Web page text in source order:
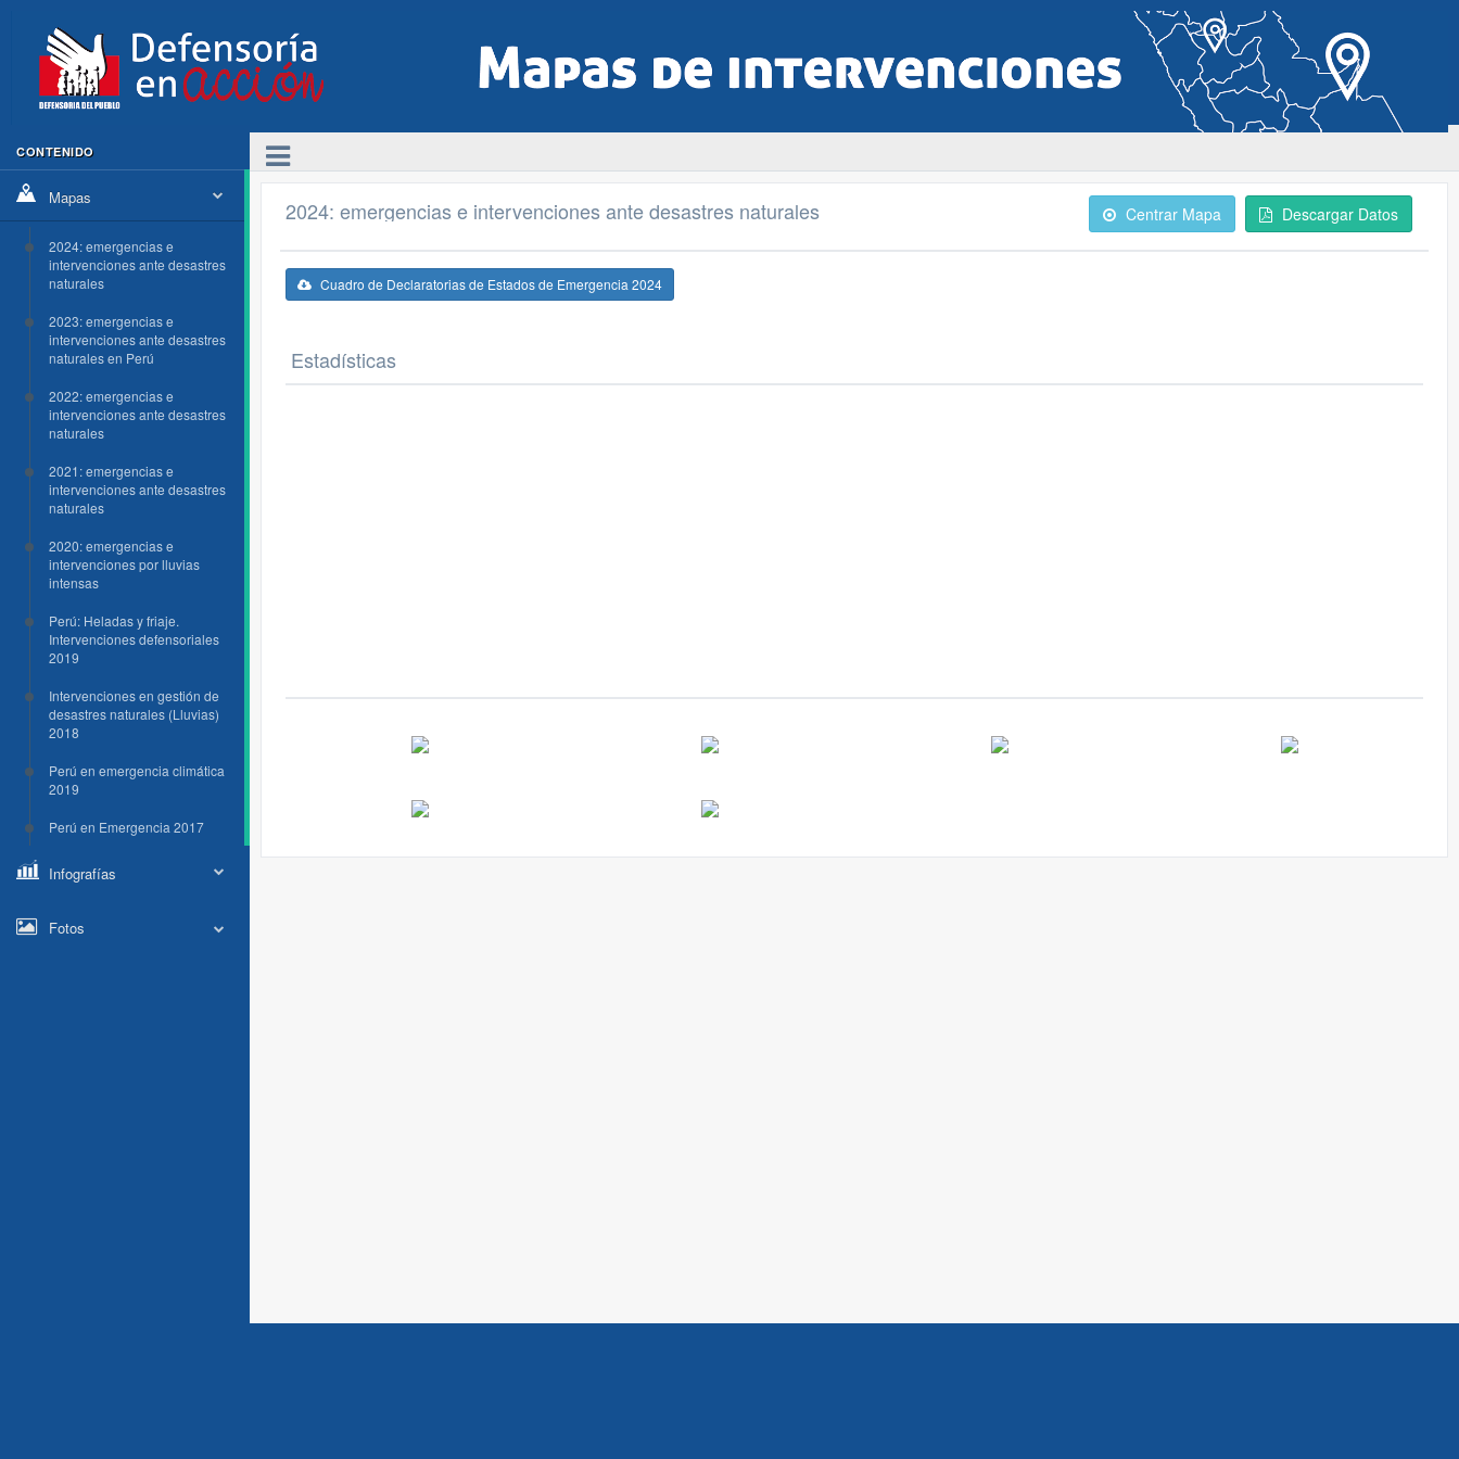
CONTENIDO
Mapas
2024: emergencias e
intervenciones ante desastres
naturales
2023: emergencias e
intervenciones ante desastres
naturales en Perú
2022: emergencias e
intervenciones ante desastres
naturales
2021: emergencias e
intervenciones ante desastres
naturales
2020: emergencias e
intervenciones por lluvias
intensas
Perú: Heladas y friaje.
Intervenciones defensoriales
2019
Intervenciones en gestión de
desastres naturales (Lluvias)
2018
Perú en emergencia climática
2019
Perú en Emergencia 2017
Infografías
Fotos
2024: emergencias e intervenciones ante desastres naturales Centrar Mapa Descargar Datos
Cuadro de Declaratorias de Estados de Emergencia 2024
Estadísticas